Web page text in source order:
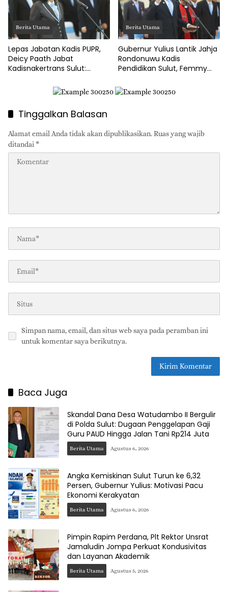
Berita Utama
Lepas Jabatan Kadis PUPR,
Deicy Paath Jabat
Kadisnakertrans Sulut:
Berita Utama
Gubernur Yulius Lantik Jahja
Rondonuwu Kadis
Pendidikan Sulut, Femmy
Tinggalkan Balasan
Alamat email Anda tidak akan dipublikasikan.Ruas yang wajib
ditandai*
Simpan nama, email, dan situs web saya pada peramban ini
untuk komentar saya berikutnya.
Baca Juga
Skandal Dana Desa Watudambo II Bergulir
di Polda Sulut: Dugaan Penggelapan Gaji
Guru PAUD Hingga Jalan Tani Rp214 Juta
Berita Utama Agustus 6, 2026
Angka Kemiskinan Sulut Turun ke 6,32
Persen, Gubernur Yulius: Motivasi Pacu
Ekonomi Kerakyatan
Berita Utama Agustus 6, 2026
Pimpin Rapim Perdana, Plt Rektor Unsrat
Jamaludin Jompa Perkuat Kondusivitas
dan Layanan Akademik
Berita Utama Agustus 5, 2026